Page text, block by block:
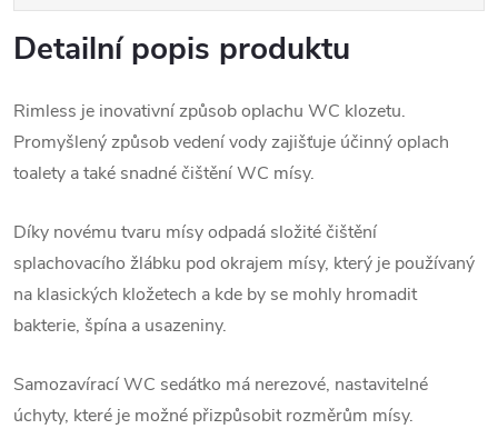
Detailní popis produktu
Rimless je inovativní způsob oplachu WC klozetu.
Promyšlený způsob vedení vody zajišťuje účinný oplach
toalety a také snadné čištění WC mísy.
Díky novému tvaru mísy odpadá složité čištění
splachovacího žlábku pod okrajem mísy, který je používaný
na klasických kložetech a kde by se mohly hromadit
bakterie, špína a usazeniny.
Samozavírací WC sedátko má nerezové, nastavitelné
úchyty, které je možné přizpůsobit rozměrům mísy.